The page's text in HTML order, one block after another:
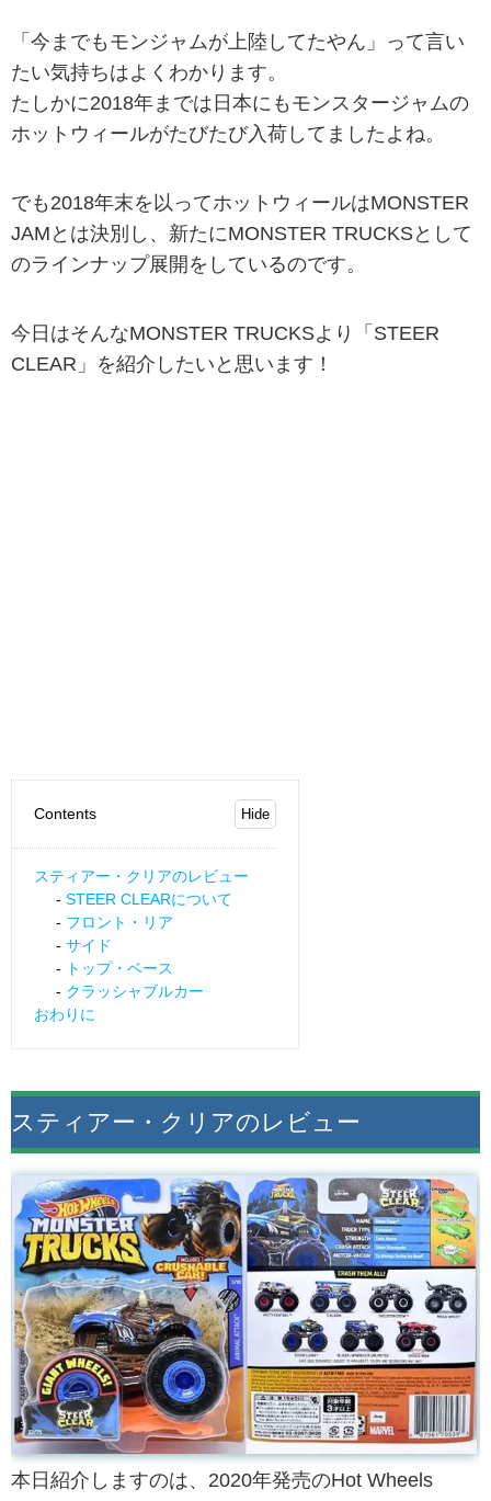
「今までもモンジャムが上陸してたやん」って言い
たい気持ちはよくわかります。
たしかに2018年までは日本にもモンスタージャムの
ホットウィールがたびたび入荷してましたよね。
でも2018年末を以ってホットウィールはMONSTER
JAMとは決別し、新たにMONSTER TRUCKSとして
のラインナップ展開をしているのです。
今日はそんなMONSTER TRUCKSより「STEER
CLEAR」を紹介したいと思います！
Contents
スティアー・クリアのレビュー
STEER CLEARについて
フロント・リア
サイド
トップ・ベース
クラッシャブルカー
おわりに
スティアー・クリアのレビュー
本日紹介しますのは、2020年発売のHot Wheels